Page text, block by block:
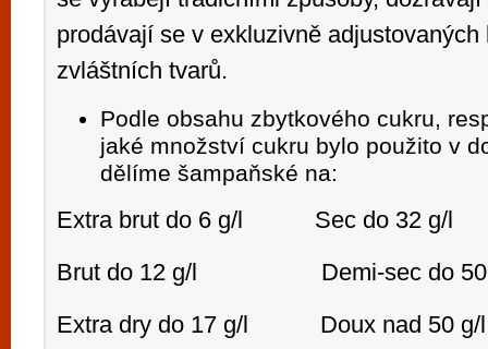
prodávají se v exkluzivně adjustovaných
zvláštních tvarů.
Podle obsahu zbytkového cukru,
jaké množství cukru bylo použito v
dělíme šampaňské na:
Extra brut do 6 g/l Sec do 32 g/l
Brut do 12 g/l Demi-sec do 50
Extra dry do 17 g/l Doux nad 50 g/l